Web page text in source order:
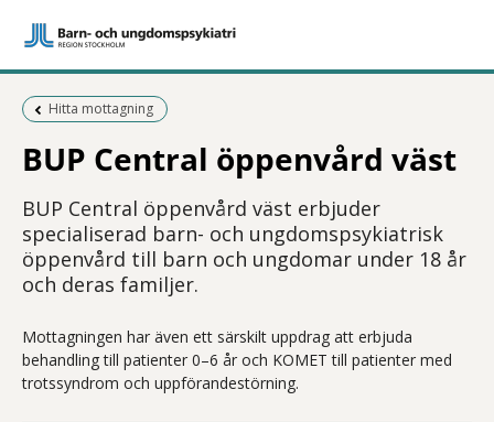
Föregående sida:
Hitta mottagning
BUP Central öppenvård väst
BUP Central öppenvård väst erbjuder
specialiserad barn- och ungdomspsykiatrisk
öppenvård till barn och ungdomar under 18 år
och deras familjer.
Mottagningen har även ett särskilt uppdrag att erbjuda
behandling till patienter 0–6 år och KOMET till patienter med
trotssyndrom och uppförandestörning.